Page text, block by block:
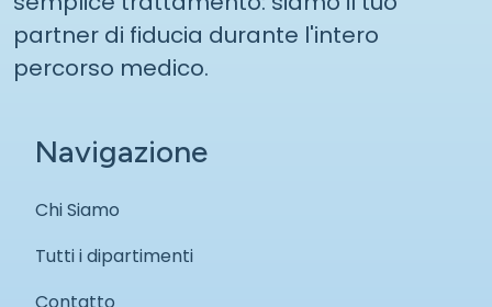
partner di fiducia durante l'intero
percorso medico.
Navigazione
Chi Siamo
Tutti i dipartimenti